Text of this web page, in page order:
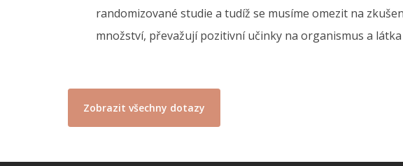
randomizované studie a tudíž se musíme omezit na
množství, převažují pozitivní učinky na organismus a
Zobrazit všechny dotazy